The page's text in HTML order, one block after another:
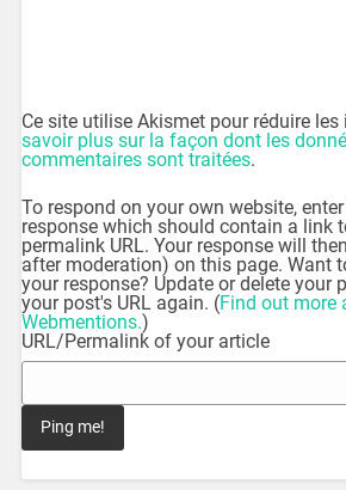
Ce site utilise Akismet pour réduire les
savoir plus sur la façon dont les
commentaires sont traitées.
To respond on your own website,
response which should contain a link
permalink URL. Your response will
after moderation) on this page. Want
your response? Update or delete your
your post's URL again. (Find out more
Webmentions.)
URL/Permalink of your article